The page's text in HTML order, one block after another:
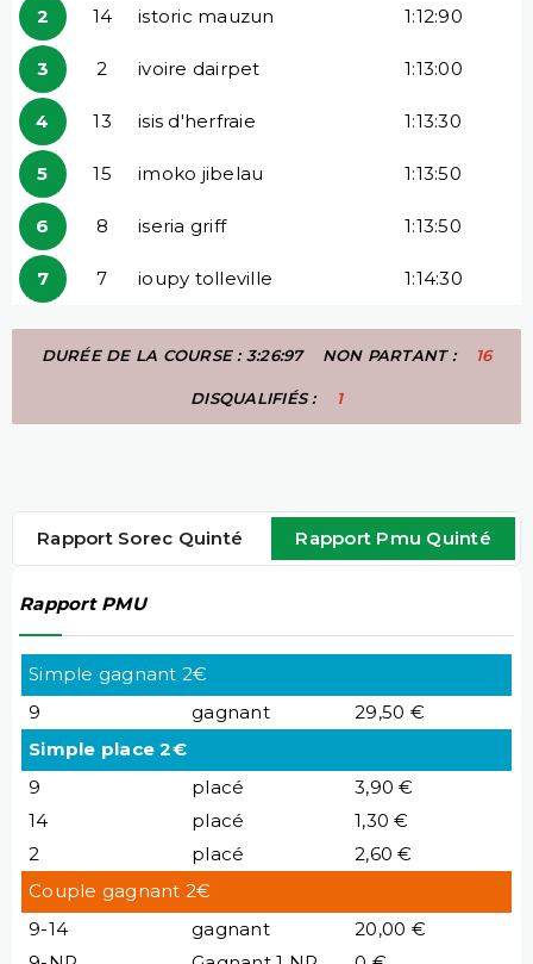
2 14 istoric mauzun 1:12:90
3 2 ivoire dairpet 1:13:00
4 13 isis d'herfraie 1:13:30
5 15 imoko jibelau 1:13:50
6 8 iseria griff 1:13:50
7 7 ioupy tolleville 1:14:30
DURÉE DE LA COURSE : 3:26:97 NON PARTANT : 16
DISQUALIFIÉS : 1
Rapport Sorec Quinté Rapport Pmu Quinté
Rapport PMU
Simple gagnant 2€
9
gagnant
29,50 €
Simple place 2€
9
placé
3,90 €
14
placé
1,30 €
2
placé
2,60 €
Couple gagnant 2€
9-14
gagnant
20,00 €